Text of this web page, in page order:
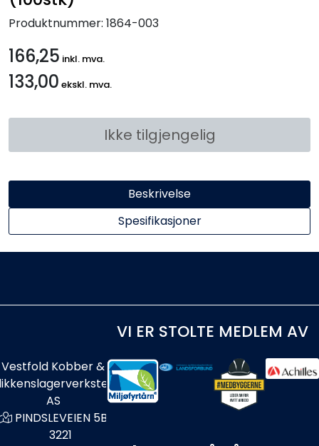
Produktnummer: 1864-003
166,25 inkl. mva.
133,00 ekskl. mva.
Ikke tilgjengelig
Beskrivelse
Spesifikasjoner
VI ER STOLTE MEDLEM AV
Vestfold Kobber &
AS
PINDSLEVEIEN 5B
3221